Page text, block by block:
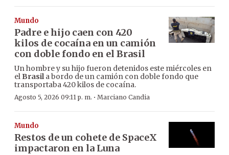
Mundo
Padre e hijo caen con 420
kilos de cocaína en un camión
con doble fondo en el Brasil
Un hombre y su hijo fueron detenidos este miércoles en
el Brasila bordo de un camión con doble fondo que
transportaba 420 kilos de cocaína.
Agosto 5, 2026 09:11 p. m. · Marciano Candia
Mundo
Restos de un cohete de SpaceX
impactaron en la Luna